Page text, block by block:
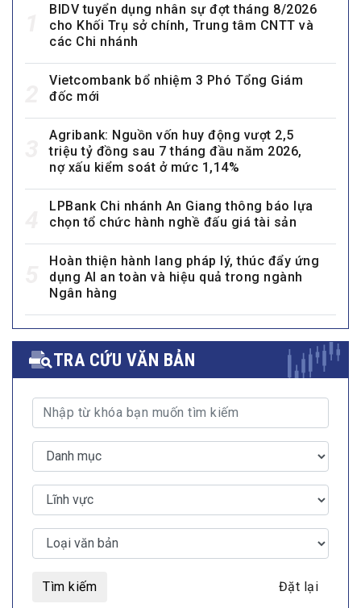
BIDV tuyển dụng nhân sự đợt tháng 8/2026
cho Khối Trụ sở chính, Trung tâm CNTT và
các Chi nhánh
Vietcombank bổ nhiệm 3 Phó Tổng Giám
đốc mới
Agribank: Nguồn vốn huy động vượt 2,5
triệu tỷ đồng sau 7 tháng đầu năm 2026,
nợ xấu kiểm soát ở mức 1,14%
LPBank Chi nhánh An Giang thông báo lựa
chọn tổ chức hành nghề đấu giá tài sản
Hoàn thiện hành lang pháp lý, thúc đẩy ứng
dụng AI an toàn và hiệu quả trong ngành
Ngân hàng
TRA CỨU VĂN BẢN
Tìm kiếm Đặt lại